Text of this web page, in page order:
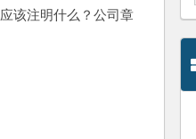
该注明什么？公司章